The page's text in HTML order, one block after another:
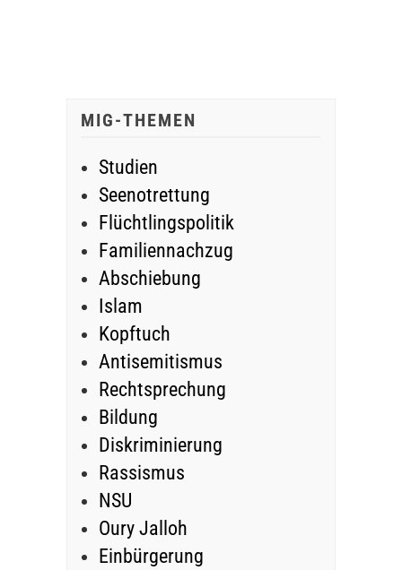
MIG-THEMEN
Studien
Seenotrettung
Flüchtlingspolitik
Familiennachzug
Abschiebung
Islam
Kopftuch
Antisemitismus
Rechtsprechung
Bildung
Diskriminierung
Rassismus
NSU
Oury Jalloh
Einbürgerung